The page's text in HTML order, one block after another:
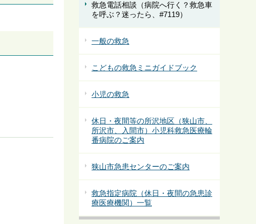
救急電話相談（病院へ行く？救急車
を呼ぶ？迷ったら、#7119）
一般の救急
こどもの救急ミニガイドブック
小児の救急
休日・夜間等の所沢地区（狭山市、
所沢市、入間市）小児科救急医療輪
番病院のご案内
狭山市急患センターのご案内
救急指定病院（休日・夜間の急患診
療医療機関）一覧